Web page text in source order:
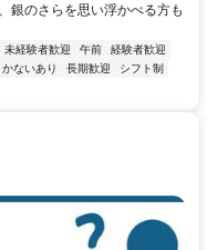
銀のさらを思い浮かべる方も
未経験者歓迎 午前
経験者歓迎
かないあり 長期歓迎
シフト制